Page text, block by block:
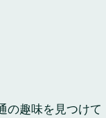
の趣味を見つけて